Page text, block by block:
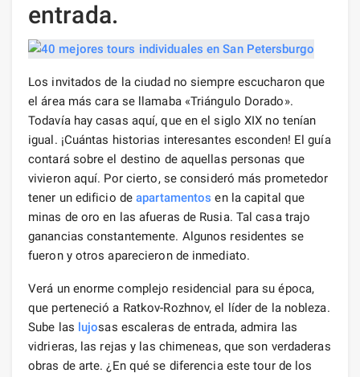
entrada.
Los invitados de la ciudad no siempre escucharon que
el área más cara se llamaba «Triángulo Dorado».
Todavía hay casas aquí, que en el siglo XIX no tenían
igual. ¡Cuántas historias interesantes esconden! El guía
contará sobre el destino de aquellas personas que
vivieron aquí. Por cierto, se consideró más prometedor
tener un edificio deapartamentos en la capital que
minas de oro en las afueras de Rusia. Tal casa trajo
ganancias constantemente. Algunos residentes se
fueron y otros aparecieron de inmediato.
Verá un enorme complejo residencial para su época,
que perteneció a Ratkov-Rozhnov, el líder de la nobleza.
Sube las lujosas escaleras de entrada, admira las
vidrieras, las rejas y las chimeneas, que son verdaderas
obras de arte. ¿En qué se diferencia este tour de los